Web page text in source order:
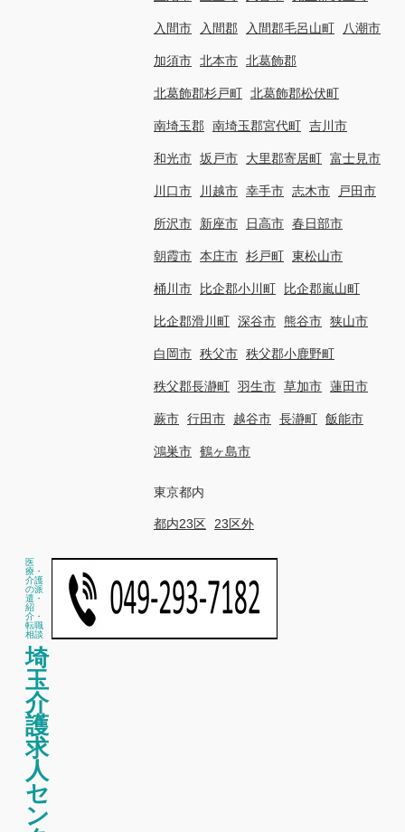
入間市 入間郡 入間郡毛呂山町 八潮市
加須市 北本市 北葛飾郡
北葛飾郡杉戸町 北葛飾郡松伏町
南埼玉郡 南埼玉郡宮代町 吉川市
和光市 坂戸市 大里郡寄居町 富士見市
川口市 川越市 幸手市 志木市 戸田市
所沢市 新座市 日高市 春日部市
朝霞市 本庄市 杉戸町 東松山市
桶川市 比企郡小川町 比企郡嵐山町
比企郡滑川町 深谷市 熊谷市 狭山市
白岡市 秩父市 秩父郡小鹿野町
秩父郡長瀞町 羽生市 草加市 蓮田市
蕨市 行田市 越谷市 長瀞町 飯能市
鴻巣市 鶴ヶ島市
東京都内
都内23区 23区外
医
療・
介護
の派
遣・
紹
介・
転職
相談
埼
玉
介
護
求
人
セ
ン